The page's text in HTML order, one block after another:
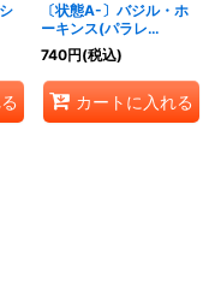
〔状態A-〕バジル・ホ
ーキンス(パラレ
ル/illust:Bashikou)
【SR/P】{OP07-029}
740円(税込)
カートに入れる